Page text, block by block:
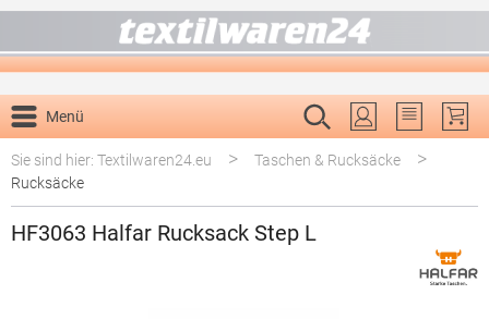
Menü
Du hast 0
Sie sind hier: Textilwaren24.eu
> Taschen & Rucksäcke >
Rucksäcke
HF3063 Halfar Rucksack Step L